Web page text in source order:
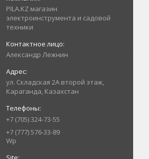
PILA.KZ магазин
электроинструмента и садовой
техники
Александр Лежнин
ул. Складская 2А второй этаж,
Караганда, Казахстан
+7 (705) 324-73-55
+7 (777) 576-33-89
Wp